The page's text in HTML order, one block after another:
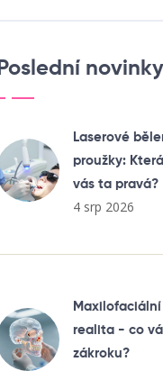
Poslední novinky
Laserové
proužky:
vás ta pravá?
4 srp 2026
realita - co
zákroku?